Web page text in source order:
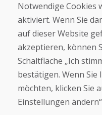
E-Shop
Zahlung
Cookies
Notwendige Cookies
aktiviert. Wenn Sie
auf dieser Website
akzeptieren, können
Schaltfläche „Ich
bestätigen. Wenn
möchten, klicken Sie
Einstellungen